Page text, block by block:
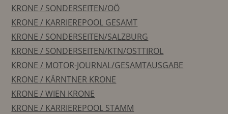
KRONE / SONDERSEITEN/OÖ
KRONE / KARRIEREPOOL GESAMT
KRONE / SONDERSEITEN/SALZBURG
KRONE / SONDERSEITEN/KTN/OSTTIROL
KRONE / MOTOR-JOURNAL/GESAMTAUSGABE
KRONE / KÄRNTNER KRONE
KRONE / WIEN KRONE
KRONE / KARRIEREPOOL STAMM